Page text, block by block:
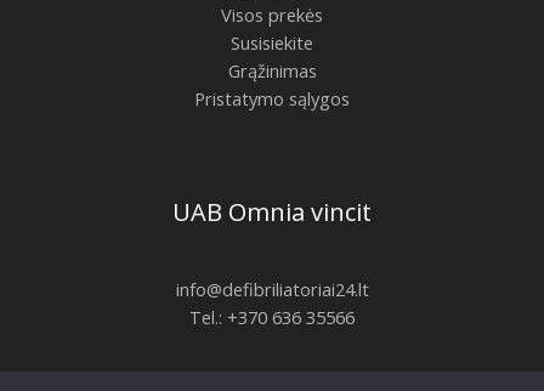
Visos prekės
Susisiekite
Grąžinimas
Pristatymo sąlygos
UAB Omnia vincit
info@defibriliatoriai24.lt
Tel.: +370 636 35566